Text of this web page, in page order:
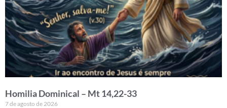
Homilia Dominical – Mt 14,22-33
7 de agosto de 2026